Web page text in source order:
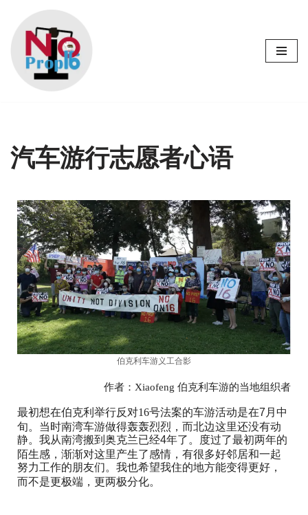
Skip
content
汽车游行志愿者心语
伯克利车游义工合影
作者：Xiaofeng 伯克利车游的当地组织者
最初想在伯克利举行反对16号法案的车游活动是在7 月中
旬。当时南湾车游做得轰轰烈烈，而北边这里还没有动
静。我从南湾搬到 奥克兰已经4年了。度过了最初两年的
陌生感，渐渐对这里产生了感情，有很多好邻居和一起
努力工作的朋友们。我也希望我住的地方能变得更好，
而不是更极端， 更两极分化。